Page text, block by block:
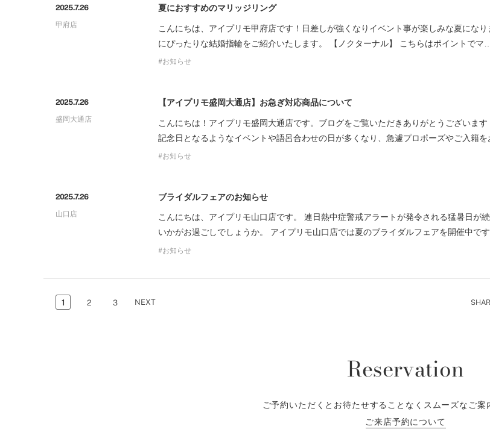
2025.7.26
甲府店
夏におすすめのマリッジリング
こんにちは、アイプリモ甲府店です！日差しが強くなりイベント事が楽しみな夏にな
にぴったりな結婚指輪をご紹介いたします。 【ノクターナル】 こちらはポイントでマ…
お知らせ
2025.7.26
盛岡大通店
【アイプリモ盛岡大通店】お急ぎ対応商品について
こんにちは！アイプリモ盛岡大通店です。ブログをご覧いただきありがとうございます
記念日となるようなイベントや語呂合わせの日が多くなり、急遽プロポーズやご入籍を
お知らせ
2025.7.26
山口店
ブライダルフェアのお知らせ
こんにちは、アイプリモ山口店です。 連日熱中症警戒アラートが発令される猛暑日が
いかがお過ごしでしょうか。 アイプリモ山口店では夏のブライダルフェアを開催中で
お知らせ
1 2 3 NEXT
Reservation
ご予約いただくとお待たせすることなくスムーズなご案
ご来店予約について